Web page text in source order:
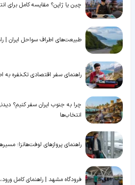
چین یا ژاپن؟ مقایسه کامل برای
طبیعت‌های اطراف سواحل ایران |
راهنمای سفر اقتصادی تک‌نفره به
چرا به جنوب ایران سفر کنیم؟
انتخاب‌ها
راهنمای پروازهای لوفت‌هانزا؛
فرودگاه مشهد | راهنمای کامل